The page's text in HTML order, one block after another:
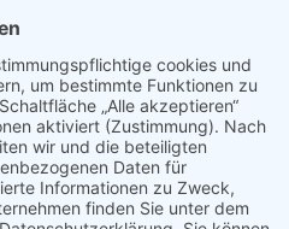
im Elfmeterschießen
2026 9. Juni 2026
geplatzt 9. Juni 2026
1. Juni 2026
am 13. Juni 1. Juni 2026